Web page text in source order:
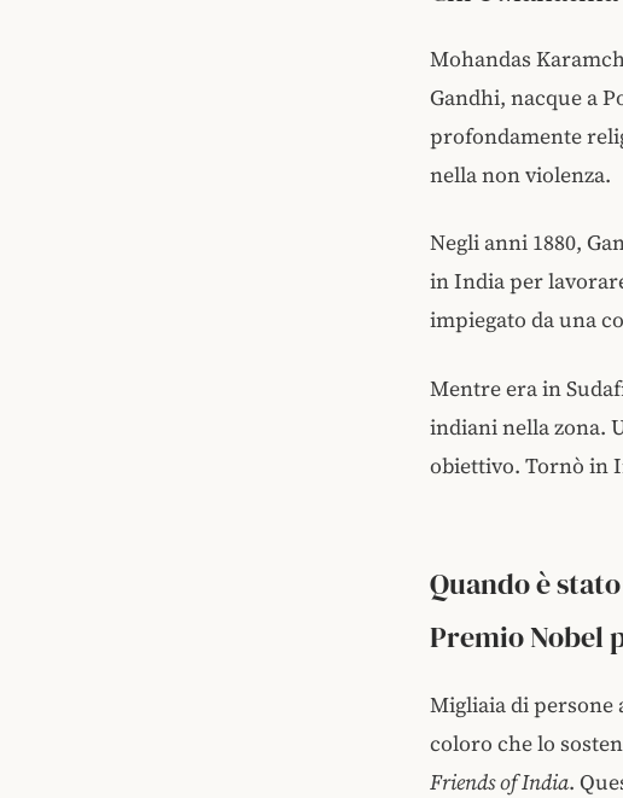
Mohandas
Gandhi, nacque a
profondamente
nella non violenza.
Negli anni 1880,
in India per
impiegato da una
Mentre era in
indiani nella zona.
obiettivo. Tornò in
Quando è
Premio Nobel
Migliaia di persone
coloro che lo
Friends of India.